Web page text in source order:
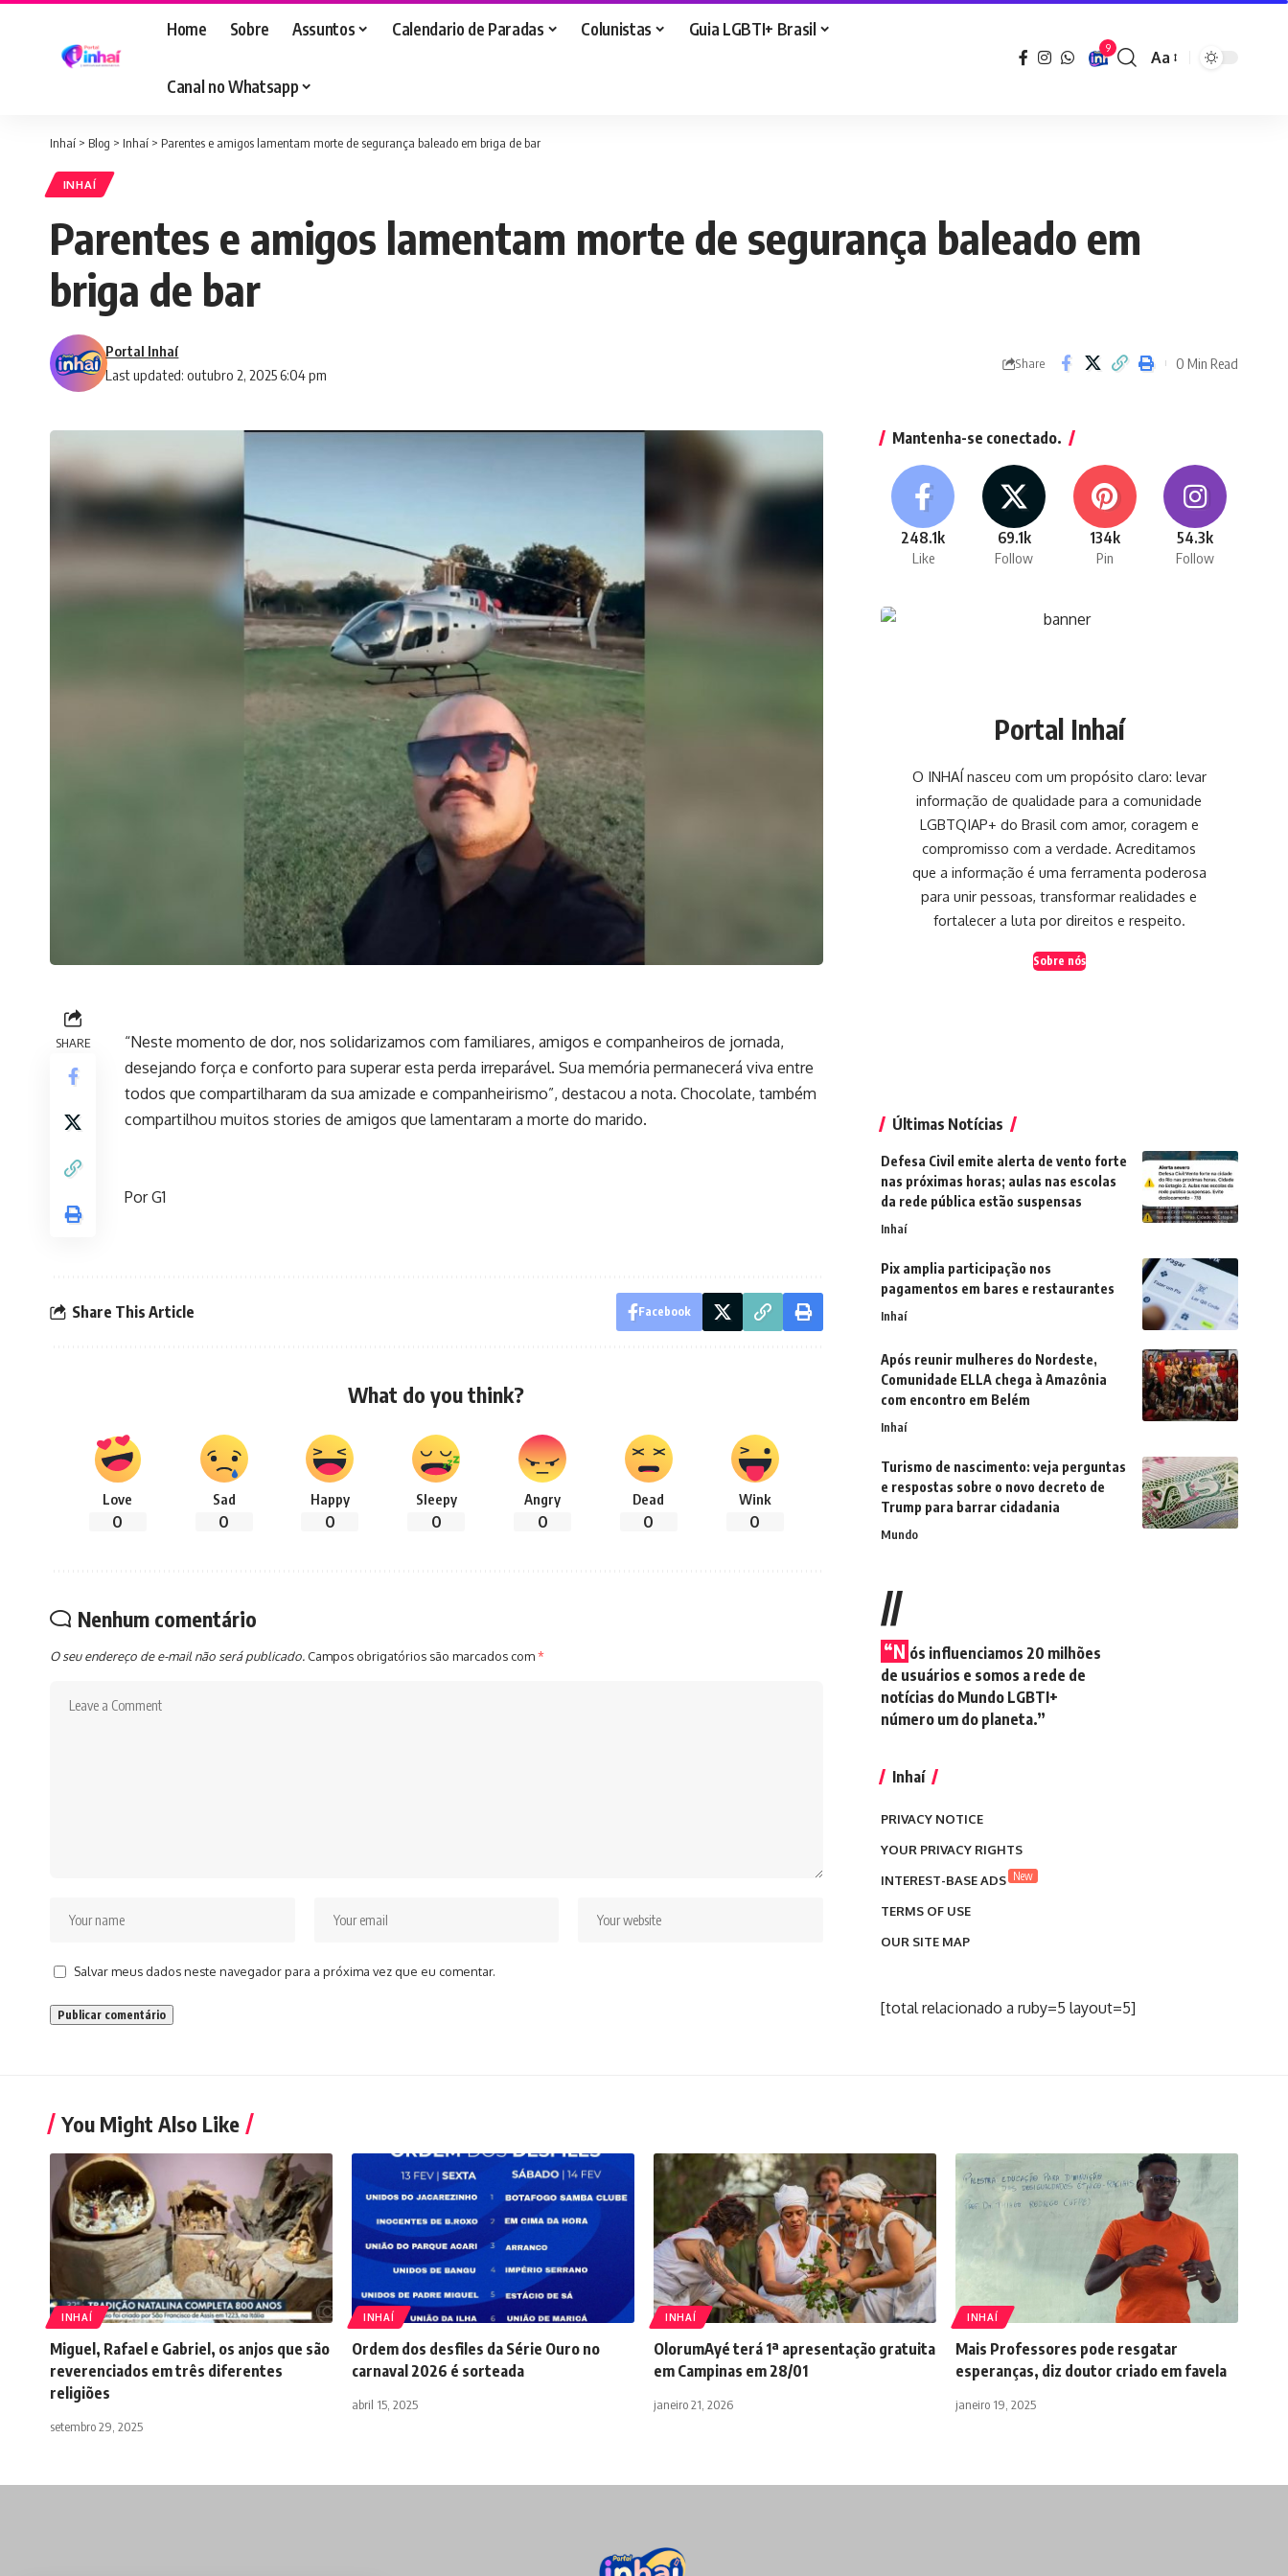
Home Sobre Assuntos Calendario de Paradas Colunistas Guia LGBTI+ Brasil
Canal no Whatsapp
9
Font
Aa
Inhaí > Blog > Inhaí > Parentes e amigos lamentam morte de segurança baleado em briga de bar
INHAÍ
Parentes e amigos lamentam morte de segurança baleado em
briga de bar
Last updated: outubro 2, 2025 6:04 pm
Portal Inhaí
Share 0 Min Read
SHARE
“Neste momento de dor, nos solidarizamos com familiares, amigos e companheiros de jornada,
desejando força e conforto para superar esta perda irreparável. Sua memória permanecerá viva entre
todos que compartilharam da sua amizade e companheirismo”, destacou a nota. Chocolate, também
compartilhou muitos stories de amigos que lamentaram a morte do marido.
Por G1
Share This Article Facebook
What do you think?
Love
0
Sad
0
Happy
0
Sleepy
0
Angry
0
Dead
0
Wink
0
Nenhum comentário
O seu endereço de e-mail não será publicado. Campos obrigatórios são marcados com*
Salvar meus dados neste navegador para a próxima vez que eu comentar.
Mantenha-se conectado.
248.1k
Like
69.1k
Follow
134k
Pin
54.3k
Follow
Portal Inhaí
O INHAÍ nasceu com um propósito claro: levar
informação de qualidade para a comunidade
LGBTQIAP+ do Brasil com amor, coragem e
compromisso com a verdade. Acreditamos
que a informação é uma ferramenta poderosa
para unir pessoas, transformar realidades e
fortalecer a luta por direitos e respeito.
Sobre nós
Últimas Notícias
Defesa Civil emite alerta de vento forte
nas próximas horas; aulas nas escolas
da rede pública estão suspensas
Inhaí
Pix amplia participação nos
pagamentos em bares e restaurantes
Inhaí
Após reunir mulheres do Nordeste,
Comunidade ELLA chega à Amazônia
com encontro em Belém
Inhaí
Turismo de nascimento: veja perguntas
e respostas sobre o novo decreto de
Trump para barrar cidadania
Mundo
//
“N ós influenciamos 20 milhões
de usuários e somos a rede de
notícias do Mundo LGBTI+
número um do planeta.”
Inhaí
PRIVACY NOTICE
YOUR PRIVACY RIGHTS
INTEREST-BASE ADS New
TERMS OF USE
OUR SITE MAP
[total relacionado a ruby=5 layout=5]
You Might Also Like
INHAÍ
Miguel, Rafael e Gabriel, os anjos que são
reverenciados em três diferentes
religiões
setembro 29, 2025
INHAÍ
Ordem dos desfiles da Série Ouro no
carnaval 2026 é sorteada
abril 15, 2025
INHAÍ
OlorumAyé terá 1ª apresentação gratuita
em Campinas em 28/01
janeiro 21, 2026
INHAÍ
Mais Professores pode resgatar
esperanças, diz doutor criado em favela
janeiro 19, 2025